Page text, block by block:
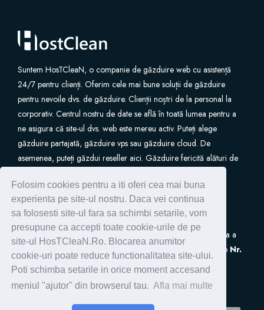
Folosim cookies pentru a iti oferi cea mai buna
experienta pe site-ul nostru. Daca vei continua
sa folosesti site-ul fara sa schimbi setarile, vom
presupune ca accepti toate cookie-urile de pe
site-ul HosTCleaN.Ro. Blocarea anumitor
cookie-uri poate reduce functionalitatea site-ului.
Poti schimba setarile in orice moment accesand
meniul "ajutor" din browserul tau. Afla mai multe
Suntem HosTCleaN, o companie de găzduire web cu asistență
24/7 pentru clienți. Oferim cele mai bune soluții de găzduire
pentru nevoile dvs. de găzduire. Clienții noștri de la personal la
corporativ. Centrul nostru de date se află în toată lumea pentru a
ne asigura că site-ul dvs. web este mereu activ. Puteți alege
găzduire partajată, găzduire vps sau găzduire cloud. De
asemenea, puteți găzdui reseller aici. Găzduire fericită alături de
S.C. HostClean S.R.L
este inscrisa in Registrul de Evidenta a
Prelucrarilor de Date cu Caracter Personal (ANSPDCP) sub Nr.
0005266